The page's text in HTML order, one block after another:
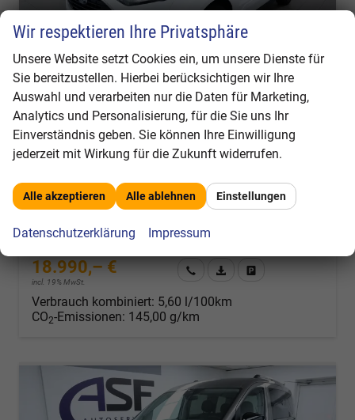
Ford Tourneo Connect
Kraftstoff Diesel Außenfarbe
Frost-Weiß
19.11.2021
18.990,– €
incl. 19% MwSt.
Wir rufen Sie anFahrzeugexposé (PDF)
Verbrauch kombiniert: 5,60 l/100km
CO2-Emissionen: 145,00 g/km
Wir respektieren Ihre Privatsphäre
Unsere Website setzt Cookies ein, um unsere Dienste für
Sie bereitzustellen. Hierbei berücksichtigen wir Ihre
Auswahl und verarbeiten nur die Daten für Marketing,
Analytics und Personalisierung, für die Sie uns Ihr
Einverständnis geben. Sie können Ihre Einwilligung
jederzeit mit Wirkung für die Zukunft widerrufen.
Alle akzeptieren Alle ablehnen Einstellungen
Datenschutzerklärung Impressum